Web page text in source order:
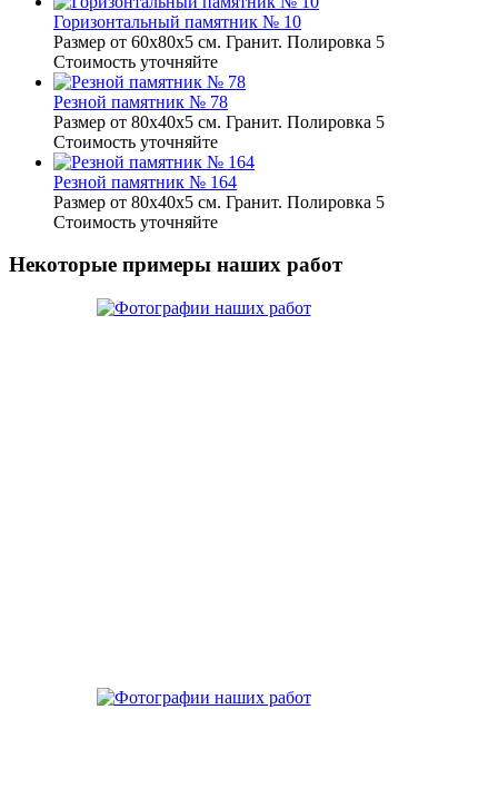
Горизонтальный памятник № 10
Размер от 60х80х5 см. Гранит. Полировка 5
Стоимость уточняйте
Резной памятник № 78
Размер от 80х40х5 см. Гранит. Полировка 5
Стоимость уточняйте
Резной памятник № 164
Размер от 80х40х5 см. Гранит. Полировка 5
Стоимость уточняйте
Некоторые примеры наших работ